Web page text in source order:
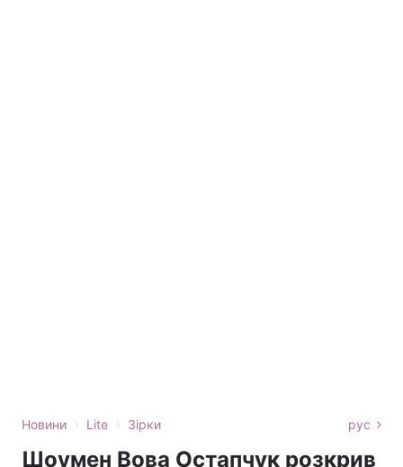
Новини › Lite › Зірки рус
Шоумен Вова Остапчук розкрив